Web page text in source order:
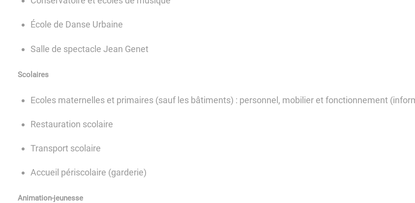
École de Danse Urbaine
Salle de spectacle Jean Genet
Scolaires
Ecoles maternelles et primaires (sauf les bâtiments) : personnel, mobilier et fonctionnement
Restauration scolaire
Transport scolaire
Accueil périscolaire (garderie)
Animation-jeunesse